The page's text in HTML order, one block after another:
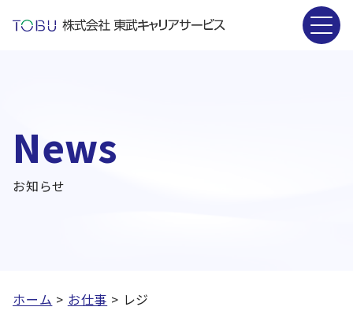
News
お知らせ
ホーム > お仕事 > レジ